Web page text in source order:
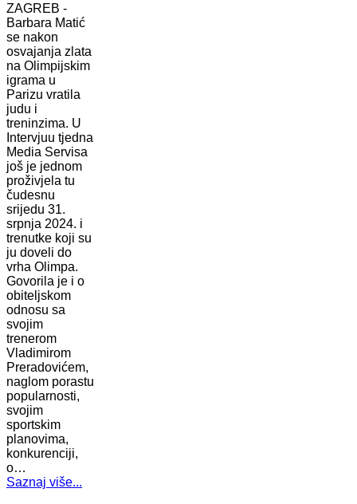
ZAGREB -
Barbara Matić
se nakon
osvajanja zlata
na Olimpijskim
igrama u
Parizu vratila
judu i
treninzima. U
Intervjuu tjedna
Media Servisa
još je jednom
proživjela tu
čudesnu
srijedu 31.
srpnja 2024. i
trenutke koji su
ju doveli do
vrha Olimpa.
Govorila je i o
obiteljskom
odnosu sa
svojim
trenerom
Vladimirom
Preradovićem,
naglom porastu
popularnosti,
svojim
sportskim
planovima,
konkurenciji,
o…
Saznaj više...